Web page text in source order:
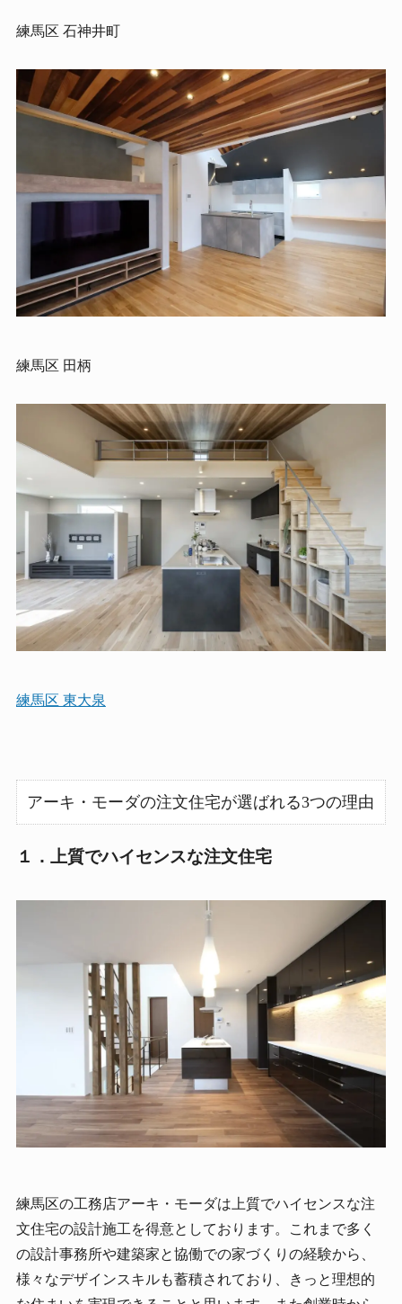
練馬区 石神井町
練馬区 田柄
練馬区 東大泉
アーキ・モーダの注文住宅が選ばれる3つの理由
１．上質でハイセンスな注文住宅
練馬区の工務店アーキ・モーダは上質でハイセンスな注
文住宅の設計施工を得意としております。これまで多く
の設計事務所や建築家と協働での家づくりの経験から、
様々なデザインスキルも蓄積されており、きっと理想的